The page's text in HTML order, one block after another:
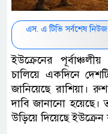
এস. এ টিভি সর্বশেষ
ইউক্রেনের
চালিয়ে একদিনে
জানিয়েছে রাশিয়া।
দাবি জানানো হয়েছে।
উড়িয়ে দিয়েছে ইউক্রেন